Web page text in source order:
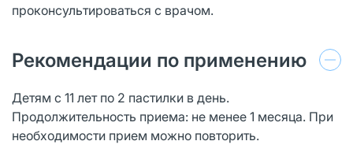
проконсультироваться с врачом.
Рекомендации по применению
Детям с 11 лет по 2 пастилки в день.
Продолжительность приема: не менее 1 месяца. При
необходимости прием можно повторить.